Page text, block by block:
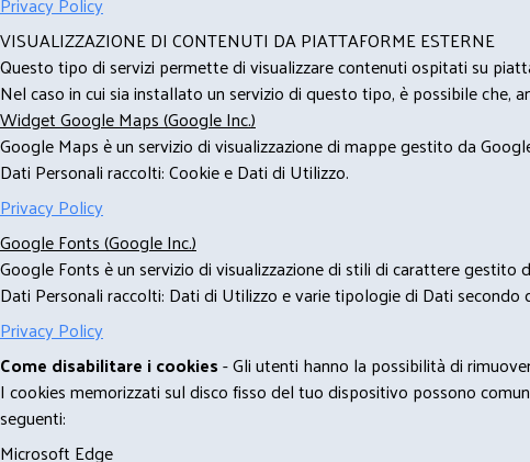
VISUALIZZAZIONE DI CONTENUTI DA PIATTAFORME ESTERNE
Questo tipo di servizi permette di visualizzare contenuti ospitati su
Nel caso in cui sia installato un servizio di questo tipo, è possibile
Widget Google Maps (Google Inc.)
Google Maps è un servizio di visualizzazione di mappe gestito da
Dati Personali raccolti: Cookie e Dati di Utilizzo.
Privacy Policy
Google Fonts (Google Inc.)
Google Fonts è un servizio di visualizzazione di stili di carattere
Dati Personali raccolti: Dati di Utilizzo e varie tipologie di Dati
Privacy Policy
Come disabilitare i cookies- Gli utenti hanno la possibilità di
I cookies memorizzati sul disco fisso del tuo dispositivo possono
seguenti:
Microsoft Edge